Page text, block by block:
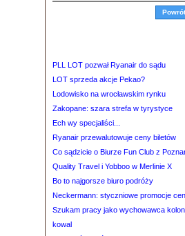
PLL LOT pozwał Ryanair do sądu
LOT sprzeda akcje Pekao?
Lodowisko na wrocławskim rynku
Zakopane: szara strefa w tyrystyce
Ech wy specjaliści...
Ryanair przewalutowuje ceny biletów
Co sądzicie o Biurze Fun Club z
Quality Travel i Yobboo w Merlinie X
Bo to najgorsze biuro podróży
Neckermann: styczniowe promocje
Szukam pracy jako wychowawca
kowal